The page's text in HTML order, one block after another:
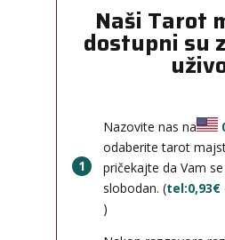
Naši Tarot
dostupni su
1
Nazovite nas na
odaberite tarot
pričekajte da Vam
slobodan. (tel:0,93€
)